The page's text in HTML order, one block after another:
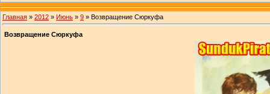
Главная » 2012 » Июнь » 9 » Возвращение Сюркуфа
Возвращение Сюркуфа